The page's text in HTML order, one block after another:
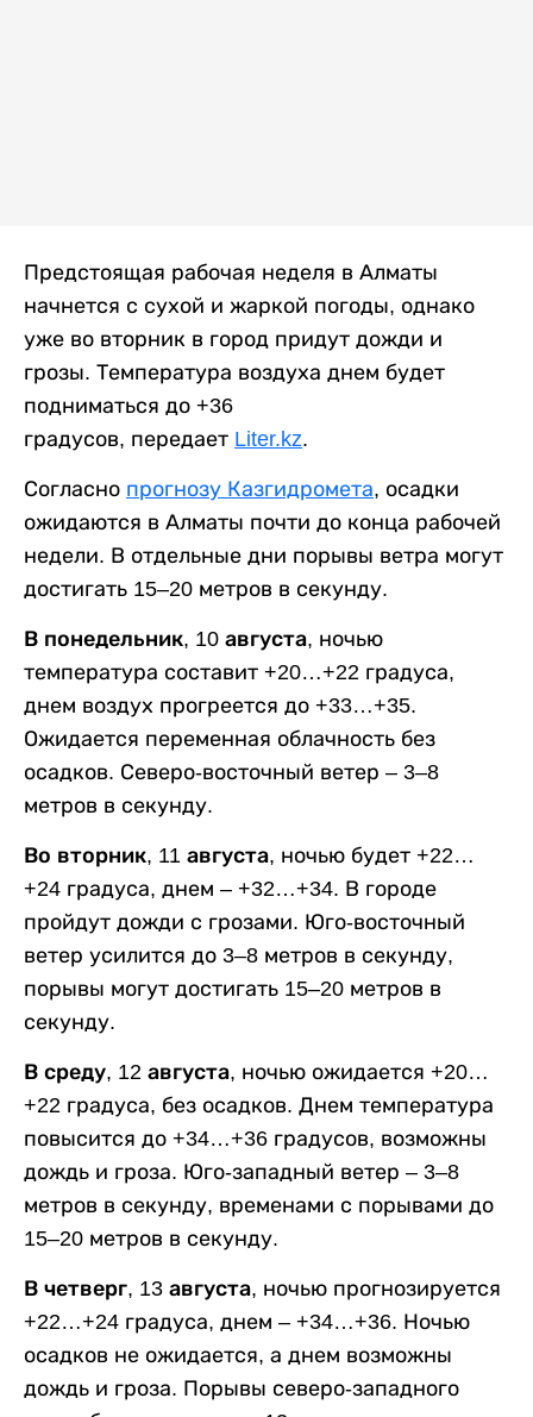
Предстоящая рабочая неделя в Алматы
начнется с сухой и жаркой погоды, однако
уже во вторник в город придут дожди и
грозы. Температура воздуха днем будет
подниматься до +36
градусов, передает Liter.kz.
Согласно прогнозу Казгидромета, осадки
ожидаются в Алматы почти до конца рабочей
недели. В отдельные дни порывы ветра могут
достигать 15–20 метров в секунду.
В понедельник, 10 августа, ночью
температура составит +20…+22 градуса,
днем воздух прогреется до +33…+35.
Ожидается переменная облачность без
осадков. Северо-восточный ветер – 3–8
метров в секунду.
Во вторник, 11 августа, ночью будет +22…
+24 градуса, днем – +32…+34. В городе
пройдут дожди с грозами. Юго-восточный
ветер усилится до 3–8 метров в секунду,
порывы могут достигать 15–20 метров в
секунду.
В среду, 12 августа, ночью ожидается +20…
+22 градуса, без осадков. Днем температура
повысится до +34…+36 градусов, возможны
дождь и гроза. Юго-западный ветер – 3–8
метров в секунду, временами с порывами до
15–20 метров в секунду.
В четверг, 13 августа, ночью прогнозируется
+22…+24 градуса, днем – +34…+36. Ночью
осадков не ожидается, а днем возможны
дождь и гроза. Порывы северо-западного